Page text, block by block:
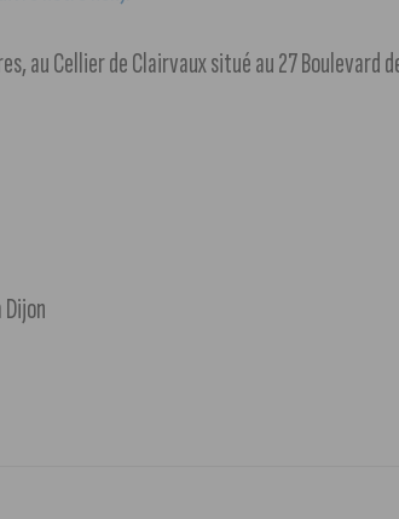
au Cellier de Clairvaux situé au 27 Boulevard